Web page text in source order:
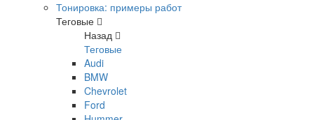
Тонировка: примеры работ
Теговые
Назад
Теговые
Audi
BMW
Chevrolet
Ford